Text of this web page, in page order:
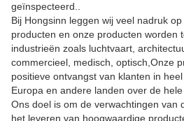
geïnspecteerd..
Bij Hongsinn leggen wij veel nadruk
producten en onze producten worden
industrieën zoals luchtvaart,
commercieel, medisch, optisch,Onze
positieve ontvangst van klanten in
Europa en andere landen over de hele
Ons doel is om de verwachtingen van
het leveren van hoogwaardige